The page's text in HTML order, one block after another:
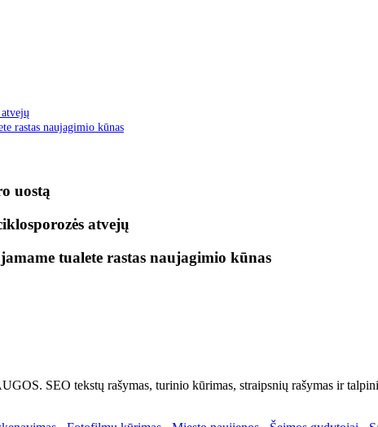
rastas naujagimio kūnas
uostą
atvejų
tualete rastas naujagimio kūnas
SEO tekstų rašymas, turinio kūrimas, straipsnių rašymas ir